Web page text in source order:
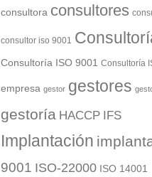
consultora consultores
consultor iso 9001
Consultoría ISO 9001 Consultoría
empresa gestor gestores
gestoría HACCP IFS
Implantación
9001 ISO-22000 ISO 14001